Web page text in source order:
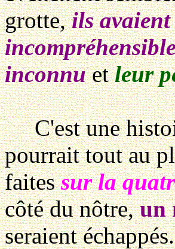
grotte,ils
inconnuetleur
C'est une
pourrait tout au
faitessur la
côté du nôtre,un
seraient échappés.